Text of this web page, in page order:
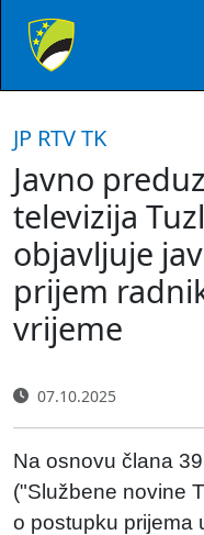
JP RTV TK
Javno
televizija
objavljuje
prijem
vrijeme
07.10.2025
Na osnovu člana
("Službene novine
o postupku prijema